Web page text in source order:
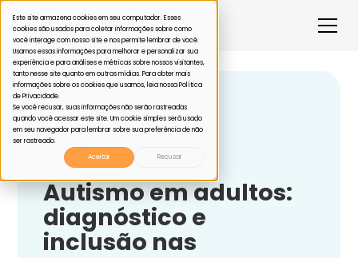
Este site armazena cookies em seu computador. Esses
cookies são usados para coletar informações sobre como
você interage com nosso site e nos permite lembrar de você.
Usamos essas informações para melhorar e personalizar sua
experiência e para análises e métricas sobre nossos visitantes,
tanto nesse site quanto em outras mídias. Para obter mais
informações sobre os cookies que usamos, leia nossa Política
de Privacidade.
Se você recusar, suas informações não serão rastreadas
quando você acessar este site. Um cookie simples será usado
em seu navegador para lembrar sobre sua preferência de não
ser rastreado.
Aceitar
Recusar
Voltar
Saúde corporativa
Autismo em adultos:
diagnóstico e
inclusão nas